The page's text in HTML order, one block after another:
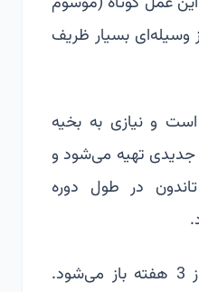
وسیله‌ای بسیار ظریف
و نیازی به بخیه
تهیه می‌شود و
در طول دوره
این قالب معمولاً پس از 3 هفته باز می‌شود.